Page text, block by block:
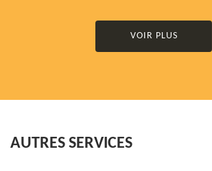
VOIR PLUS
AUTRES SERVICES